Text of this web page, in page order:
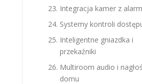
Integracja kamer z
Systemy kontroli
Inteligentne gniazdka i
przekaźniki
Multiroom audio i
domu